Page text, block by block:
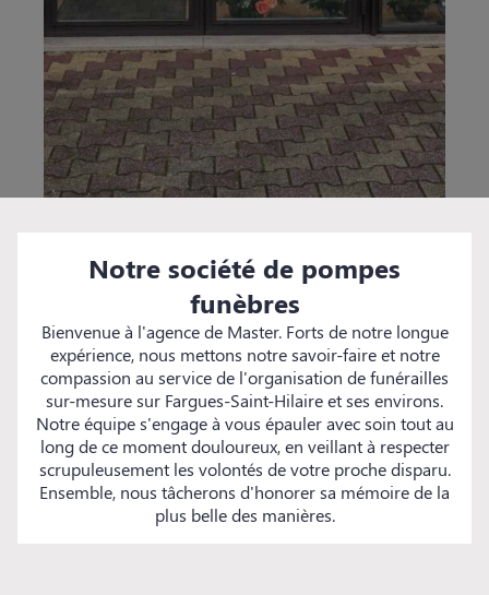
Notre société de pompes
funèbres
Bienvenue à l'agence de Master. Forts de notre longue
expérience, nous mettons notre savoir-faire et notre
compassion au service de l'organisation de funérailles
sur-mesure sur Fargues-Saint-Hilaire et ses environs.
Notre équipe s'engage à vous épauler avec soin tout au
long de ce moment douloureux, en veillant à respecter
scrupuleusement les volontés de votre proche disparu.
Ensemble, nous tâcherons d'honorer sa mémoire de la
plus belle des manières.